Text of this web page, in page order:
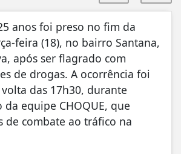
anos foi preso no fim da
feira (18), no bairro Santana,
após ser flagrado com
de drogas. A ocorrência foi
das 17h30, durante
equipe CHOQUE, que
de combate ao tráfico na